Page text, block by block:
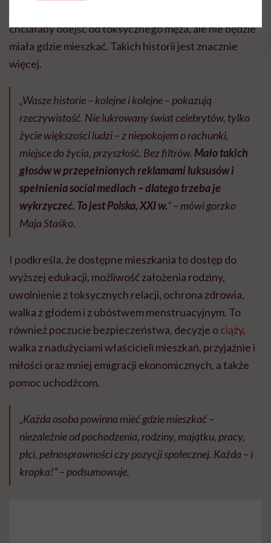
chciałaby odejść od toksycznego męża, ale nie będzie
miała gdzie mieszkać. Takich historii jest znacznie
więcej.
„Wasze historie – kolejne i kolejne – pokazują
rzeczywistość. Nie lukrowany świat celebrytów, tylko
życie większości ludzi – z niepokojem o rachunki,
miejsce do życia, przyszłość. Bez filtrów. Mało takich
głosów w przepełnionych reklamami luksusów i
spełnienia social mediach – dlatego trzeba je
wykrzyczeć. To jest Polska, XXI w.” – mówi gorzko
Maja Staśko.
I podkreśla, że dostępne mieszkania to dostęp do
wyższej edukacji, możliwość założenia rodziny,
uwolnienie z toksycznych relacji, ochrona zdrowia,
walka z głodem i z ubóstwem menstruacyjnym. To
również poczucie bezpieczeństwa, decyzje ociąży,
walka z nadużyciami właścicieli mieszkań, przyjaźnie i
miłości oraz mniej emigracji ekonomicznych, a także
pomoc uchodźcom.
„Każda osoba powinna mieć gdzie mieszkać –
niezależnie od pochodzenia, rodziny, majątku, pracy,
płci, pełnosprawności czy pozycji społecznej. Każda – i
kropka!” – podsumowuje.